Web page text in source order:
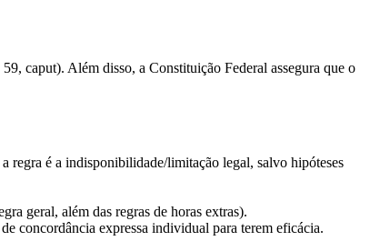
59, caput). Além disso, a Constituição Federal assegura que o
regra é a indisponibilidade/limitação legal, salvo hipóteses
geral, além das regras de horas extras).
concordância expressa individual para terem eficácia.